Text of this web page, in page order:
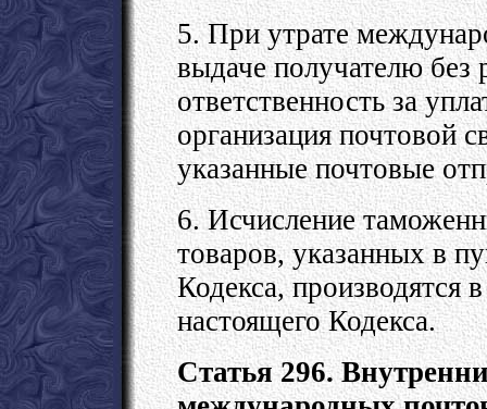
5. При утрате
выдаче получателю без
ответственность за
организация почтовой
указанные почтовые
6. Исчисление
товаров, указанных в
Кодекса, производятся
настоящего Кодекса.
Статья 296.